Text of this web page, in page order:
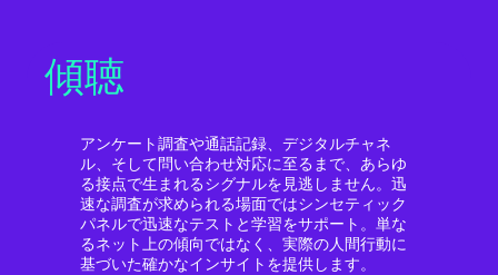
傾聴
アンケート調査や通話記録、デジタルチャネ
ル、そして問い合わせ対応に至るまで、あらゆ
る接点で生まれるシグナルを見逃しません。迅
速な調査が求められる場面ではシンセティック
パネルで迅速なテストと学習をサポート。単な
るネット上の傾向ではなく、実際の人間行動に
基づいた確かなインサイトを提供します。